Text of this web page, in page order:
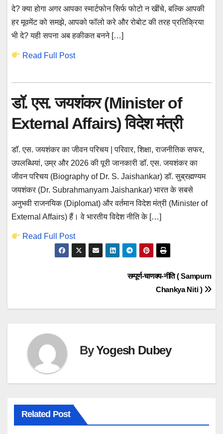
दे? क्या होगा अगर आपका स्मार्टफोन सिर्फ फोटो न खींचे, बल्कि आपकी
हर मूवमेंट को समझे, आपको फॉलो करे और रोबोट की तरह प्रतिक्रिया
भी दे? यही सपना अब हकीकत बनने […]
Read Full Post
डॉ. एस. जयशंकर (Minister of
External Affairs) विदेश मंत्री
डॉ. एस. जयशंकर का जीवन परिचय | परिवार, शिक्षा, राजनीतिक सफर,
उपलब्धियां, उम्र और 2026 की पूरी जानकारी डॉ. एस. जयशंकर का
जीवन परिचय (Biography of Dr. S. Jaishankar) डॉ. सुब्रह्मण्यम
जयशंकर (Dr. Subrahmanyam Jaishankar) भारत के सबसे
अनुभवी राजनयिक (Diplomat) और वर्तमान विदेश मंत्री (Minister of
External Affairs) हैं। वे भारतीय विदेश नीति के […]
Read Full Post
सम्पूर्ण-चाणक्य-नीति ( Sampurn
Chankya Niti )
ByYogesh Dubey
Related Post